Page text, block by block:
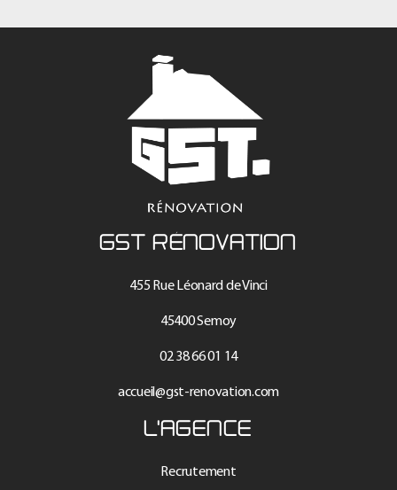
GST RÉNOVATION
455 Rue Léonard de Vinci
45400 Semoy
02 38 66 01 14
accueil@gst-renovation.com
L'AGENCE
Recrutement